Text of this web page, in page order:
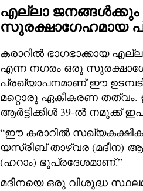
എല്ലാ ജനങ്ങള്‍ക്കും
സുരക്ഷാഗേഹമായ
കരാറില്‍ ഭാഗഭാക്കായ
എന്ന നഗരം ഒരു
പ്രഖ്യാപനമാണ് ഈ
മറ്റൊരു ഏകീകരണ തത്വം.
ആര്‍ട്ടിക്കിള്‍ 39-ല്‍ നമുക്ക്
“ഈ കരാറിൽ
യസ്‌രിബ് താഴ്‌വര (മദീന)
(ഹറാം) ഭൂപ്രദേശമാണ്.”
മദീനയെ ഒരു വിശുദ്ധ